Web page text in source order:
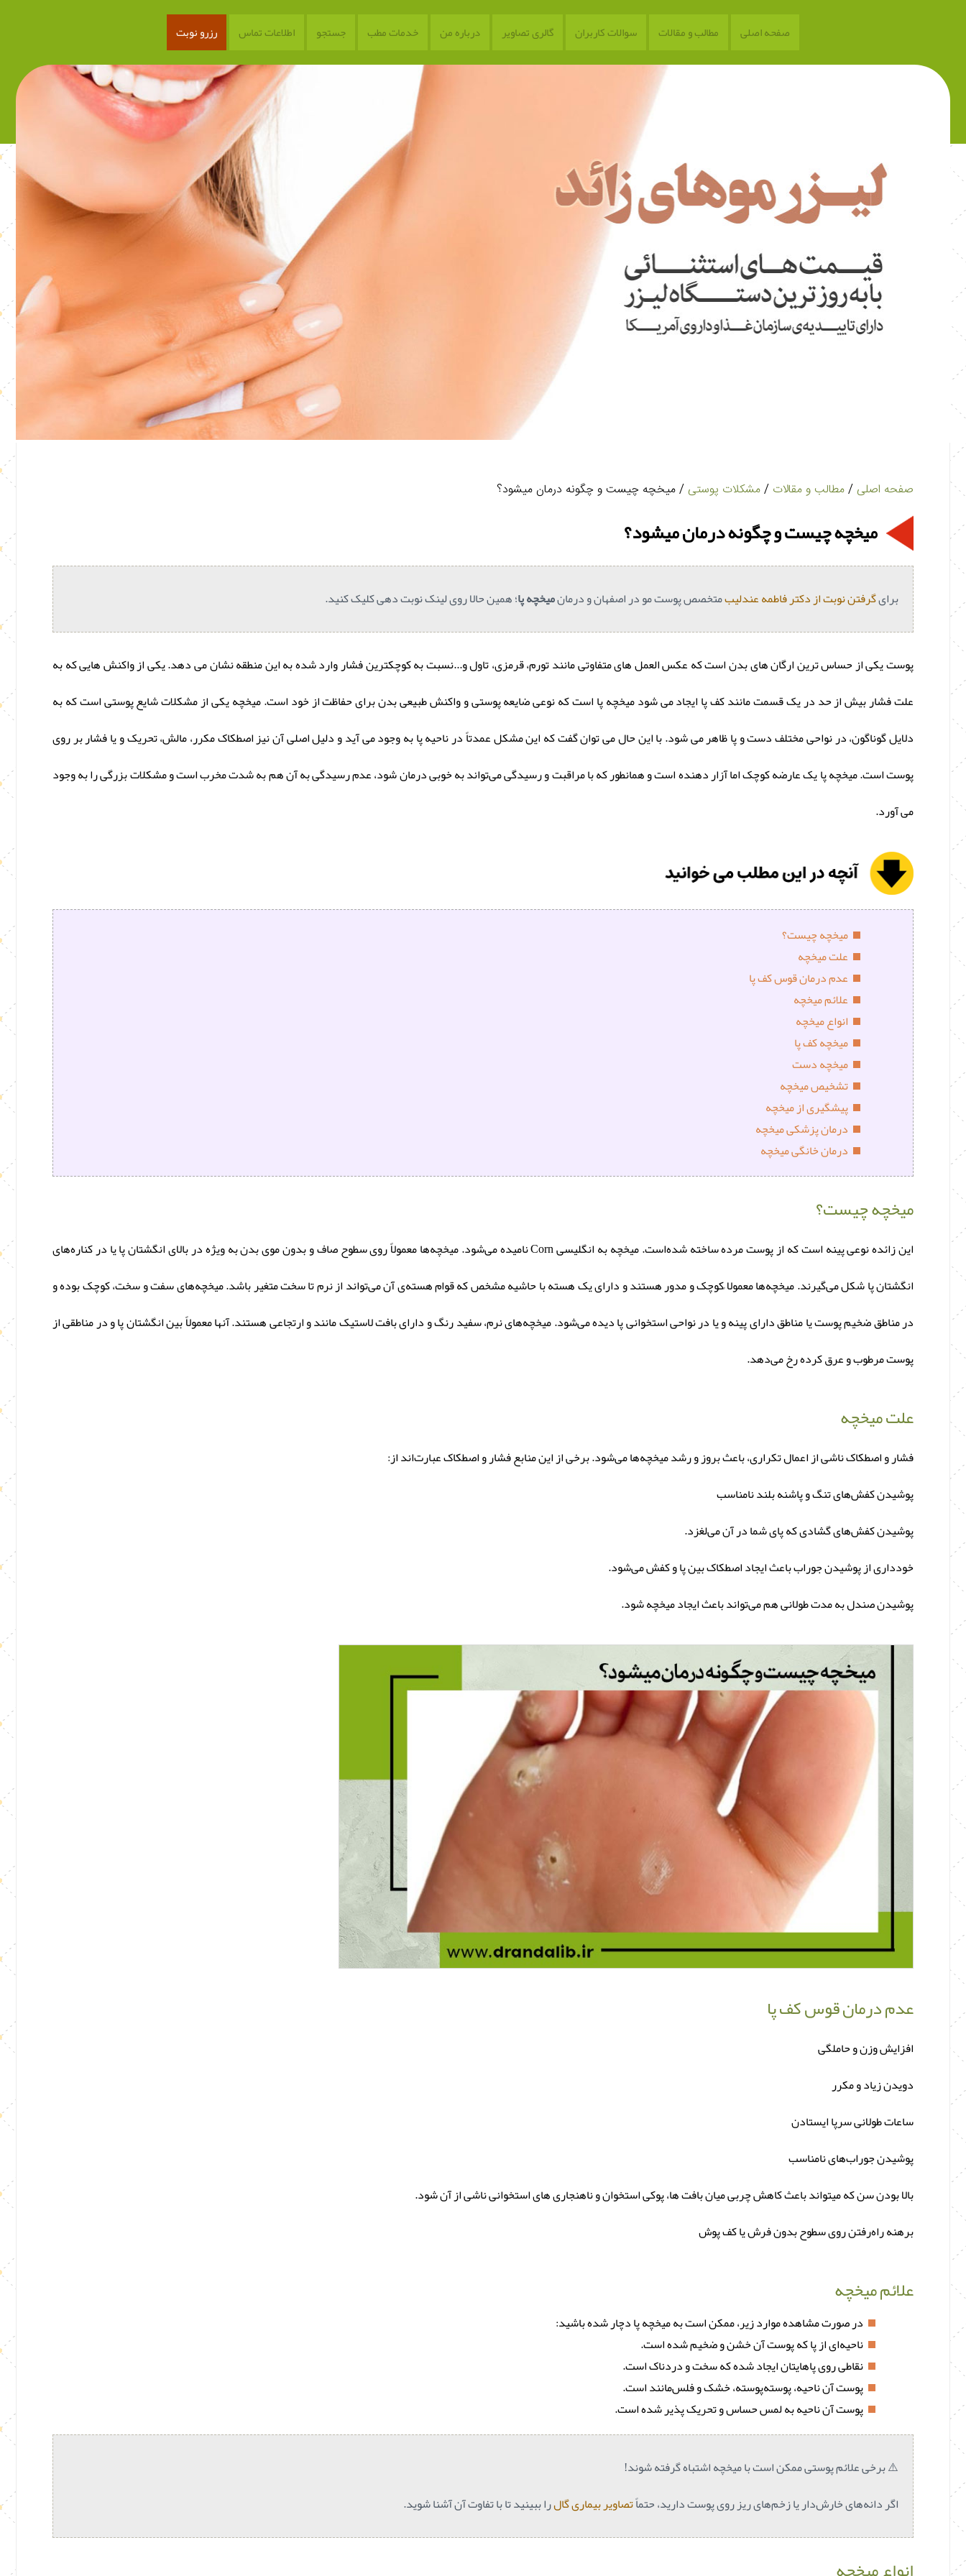
صفحه اصلی مطالب و مقالات سوالات کاربران گالری تصاویر درباره من خدمات مطب جستجو اطلاعات تماس رزرو نوبت
صفحه اصلی / مطالب و مقالات / مشکلات پوستی / میخچه چیست و چگونه درمان میشود؟
میخچه چیست و چگونه درمان میشود؟
برایگرفتن نوبت از دکتر فاطمه عندلیبمتخصص پوست مو در اصفهان و درمانمیخچه پا؛ همین حالا روی لینک نوبت دهی کلیک کنید.
پوست یکی از حساس ترین ارگان های بدن است که عکس العمل های متفاوتی مانند تورم، قرمزی، تاول و...نسبت به کوچکترین فشار وارد شده به این منطقه نشان می دهد. یکی از واکنش هایی که به
علت فشار بیش از حد در یک قسمت مانند کف پا ایجاد می شود میخچه پا است که نوعی ضایعه پوستی و واکنش طبیعی بدن برای حفاظت از خود است. میخچه یکی از مشکلات شایع پوستی است که به
دلایل گوناگون، در نواحی مختلف دست و پا ظاهر می شود. با این حال می توان گفت که این مشکل عمدتاً در ناحیه پا به وجود می آید و دلیل اصلی آن نیز اصطکاک مکرر، مالش، تحریک و یا فشار بر روی
پوست است. میخچه پا یک عارضه کوچک اما آزار دهنده است و همانطور که با مراقبت و رسیدگی می‌تواند به خوبی درمان شود، عدم رسیدگی به آن هم به شدت مخرب است و مشکلات بزرگی را به وجود
می آورد.
میخچه چیست؟
علت میخچه
عدم درمان قوس کف پا
علائم میخچه
انواع میخچه
میخچه کف پا
میخچه دست
تشخیص میخچه
پیشگیری از میخچه
درمان پزشکی میخچه
درمان خانگی میخچه
میخچه چیست؟
این زائده نوعی پینه است که از پوست مرده ساخته شده‌است. میخچه به انگلیسی Corn نامیده می‌شود. میخچه‌ها معمولاً روی سطوح صاف و بدون موی بدن به ویژه در بالای انگشتان پا یا در کناره‌های
انگشتان پا شکل می‌گیرند. میخچه‌ها معمولا ًکوچک و مدور هستند و دارای یک هسته با حاشیه مشخص که قوام هسته‌ی آن می‌تواند از نرم تا سخت متغیر باشد. میخچه‌های سفت و سخت، کوچک بوده و
در مناطق ضخیم پوست یا مناطق دارای پینه و یا در نواحی استخوانی پا دیده می‌شود. میخچه‌های نرم، سفید رنگ و دارای بافت لاستیک مانند و ارتجاعی هستند. آنها معمولاً بین انگشتان پا و در مناطقی از
پوست مرطوب و عرق کرده رخ می‌دهد.
علت میخچه
فشار و اصطکاک ناشی از اعمال تکراری، باعث بروز و رشد میخچه‌ها می‌شود. برخی از این منابع فشار و اصطکاک عبارت‌اند از:
پوشیدن کفش‌های تنگ و پاشنه بلند نامناسب
پوشیدن کفش‌های گشادی که پای شما در آن می‌لغزد.
خودداری از پوشیدن جوراب باعث ایجاد اصطکاک بین پا و کفش می‌شود.
پوشیدن صندل به مدت طولانی هم می‌تواند باعث ایجاد میخچه شود.
عدم درمان قوس کف پا
افزایش وزن و حاملگی
دویدن زیاد و مکرر
ساعات طولانی سرپا ایستادن
پوشیدن جوراب‌های نامناسب
بالا بودن سن که میتواند باعث کاهش چربی میان بافت‌ ها، پوکی استخوان و ناهنجاری های استخوانی ناشی از آن شود.
برهنه راه‌رفتن روی سطوح بدون فرش یا کف‌ پوش
علائم میخچه
در صورت مشاهده موارد زیر، ممکن است به میخچه پا دچار شده باشید:
ناحیه‌ای از پا که پوست آن خشن و ضخیم شده است.
نقاطی روی پاهایتان ایجاد شده که سخت و دردناک است.
پوست آن ناحیه، پوسته‌پوسته، خشک و فلس‌مانند است.
پوست آن ناحیه به لمس حساس و تحریک پذیر شده است.
⚠️ برخی علائم پوستی ممکن است با میخچه اشتباه گرفته شوند!
اگر دانه‌های خارش‌دار یا زخم‌های ریز روی پوست دارید، حتماًتصاویر بیماری گالرا ببینید تا با تفاوت آن آشنا شوید.